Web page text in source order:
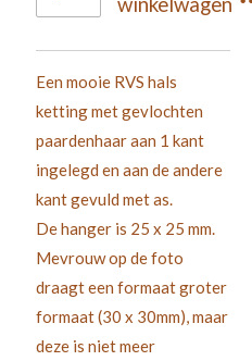
Een mooie RVS hals
ketting met gevlochten
paardenhaar aan 1 kant
ingelegd en aan de andere
kant gevuld met as.
De hanger is 25 x 25 mm.
Mevrouw op de foto
draagt een formaat groter
formaat (30 x 30mm), maar
deze is niet meer